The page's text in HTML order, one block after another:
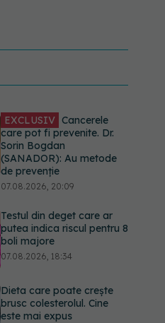
EXCLUSIV Cancerele
care pot fi prevenite. Dr.
Sorin Bogdan
(SANADOR): Au metode
de prevenție
07.08.2026, 20:09
Testul din deget care ar
putea indica riscul pentru 8
boli majore
07.08.2026, 18:34
Dieta care poate crește
brusc colesterolul. Cine
este mai expus